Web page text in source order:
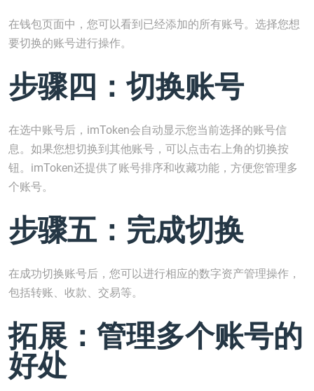
在钱包页面中，您可以看到已经添加的所有账号。选择您想
要切换的账号进行操作。
步骤四：切换账号
在选中账号后，imToken会自动显示您当前选择的账号信
息。如果您想切换到其他账号，可以点击右上角的切换按
钮。imToken还提供了账号排序和收藏功能，方便您管理多
个账号。
步骤五：完成切换
在成功切换账号后，您可以进行相应的数字资产管理操作，
包括转账、收款、交易等。
拓展：管理多个账号的
好处